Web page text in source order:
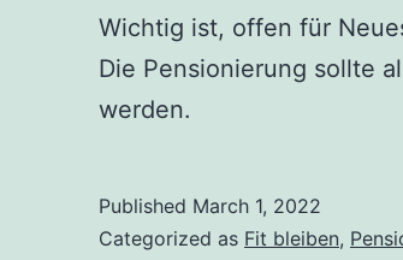
Wichtig ist, offen für
Die Pensionierung sollte
werden.
Published March 1, 2022
Categorized as Fit bleiben,